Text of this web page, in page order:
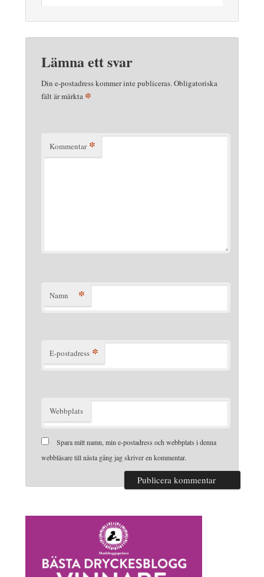
Lämna ett svar
Din e-postadress kommer inte publiceras.Obligatoriska
fält är märkta *
Kommentar *
Namn *
E-postadress *
Webbplats
Spara mitt namn, min e-postadress och webbplats i denna
webbläsare till nästa gång jag skriver en kommentar.